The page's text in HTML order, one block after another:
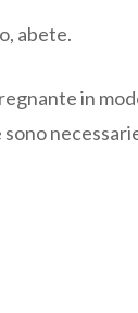
abete.
in